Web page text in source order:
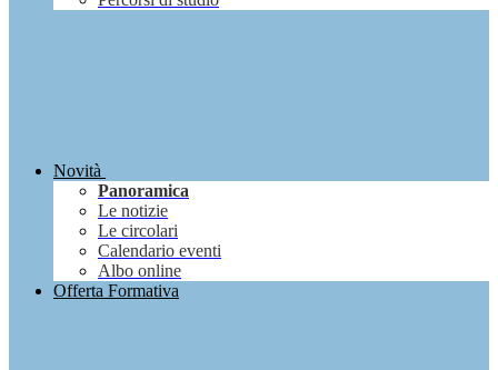
Novità
Panoramica
Le notizie
Le circolari
Calendario eventi
Albo online
Offerta Formativa